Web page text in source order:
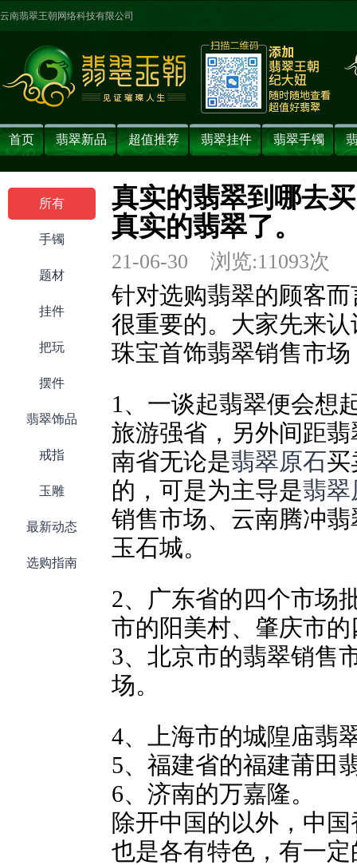
云南翡翠王朝网络科技有限公司
首页 翡翠新品 超值推荐 翡翠挂件 翡翠手镯
所有
手镯
题材
挂件
把玩
摆件
翡翠饰品
戒指
玉雕
最新动态
选购指南
真实的翡翠到哪去
真实的翡翠了。
21-06-30 浏览:11093次
针对选购翡翠的顾客
很重要的。大家先来
珠宝首饰翡翠销售市场
1、一谈起翡翠便会想
旅游强省，另外间距
南省无论是翡翠原石买
的，可是为主导是翡翠
销售市场、云南腾冲
玉石城。
2、广东省的四个市场
市的阳美村、肇庆市
3、北京市的翡翠销售
场。
4、上海市的城隍庙翡
5、福建省的福建莆田
6、济南的万嘉隆。
除开中国的以外，中
也是各有特色，有一